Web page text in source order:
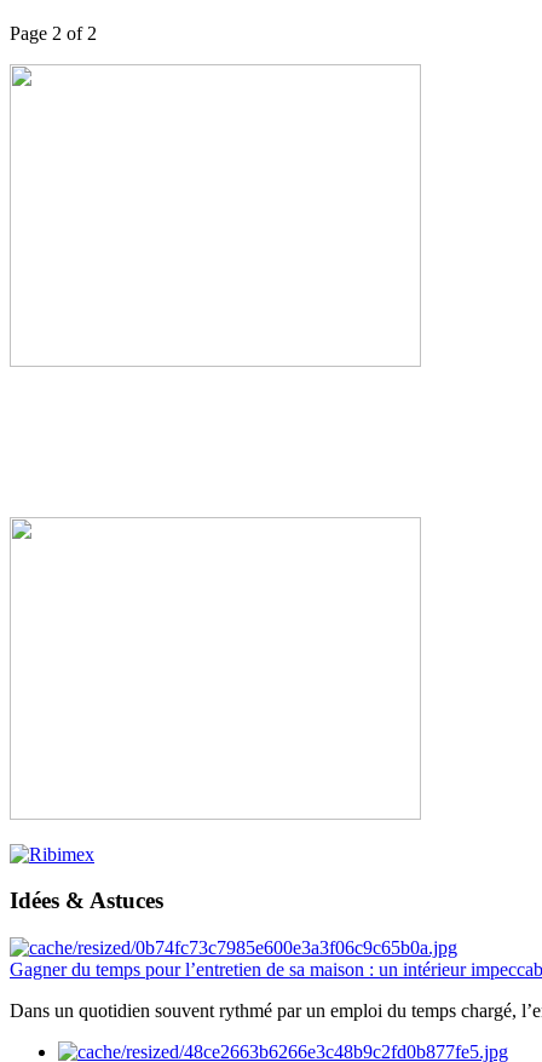
Page 2 of 2
Idées & Astuces
Gagner du temps pour l’entretien de sa maison : un intérieur
Dans un quotidien souvent rythmé par un emploi du temps chargé,